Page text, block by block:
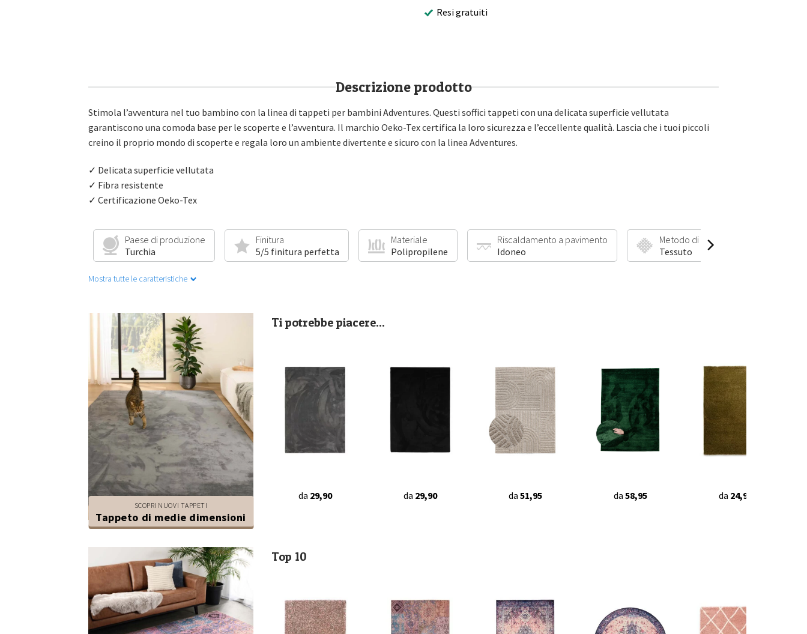
Resi gratuiti
Descrizione prodotto
Stimola l’avventura nel tuo bambino con la linea di tappeti per bambini Adventures. Questi soffici tappeti con una delicata superficie vellutata
garantiscono una comoda base per le scoperte e l’avventura. Il marchio Oeko-Tex certifica la loro sicurezza e l’eccellente qualità. Lascia che i tuoi piccoli
creino il proprio mondo di scoperte e regala loro un ambiente divertente e sicuro con la linea Adventures.
✓ Delicata superficie vellutata
✓ Fibra resistente
✓ Certificazione Oeko-Tex
Paese di produzione
Turchia
Finitura
5/5 finitura perfetta
Materiale
Polipropilene
Riscaldamento a pavimento
Idoneo
Metodo di produzione
Tessuto
Mostra tutte le caratteristiche
SCOPRI NUOVI TAPPETI
Tappeto di medie dimensioni
Ti potrebbe piacere...
da 29,90 da 29,90 da 51,95 da 58,95 da 24,95
Top 10